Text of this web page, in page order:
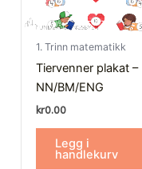
1. Trinn matematikk
Tiervenner plakat –
NN/BM/ENG
kr0.00
Legg i
handlekurv